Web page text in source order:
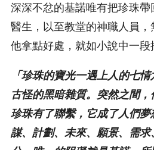
深深不忿的基諾唯有把珍珠帶
醫生，以至教堂的神職人員，
他拿點好處，就如小說中一段
「珍珠的寶光一遇上人的七
古怪的黑暗雜質。突然之間
珍珠有了聯繫，它成了人們
謀、計劃、未來、願景、需